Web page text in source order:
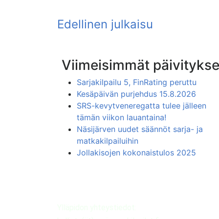
Viimeisimmät
Sarjakilpailu 5, FinRating peruttu
Kesäpäivän purjehdus 15.8.2026
SRS-kevytveneregatta tulee jälleen
tämän viikon lauantaina!
Näsijärven uudet säännöt sarja- ja
matkakilpailuihin
Jollakisojen kokonaistulos 2025